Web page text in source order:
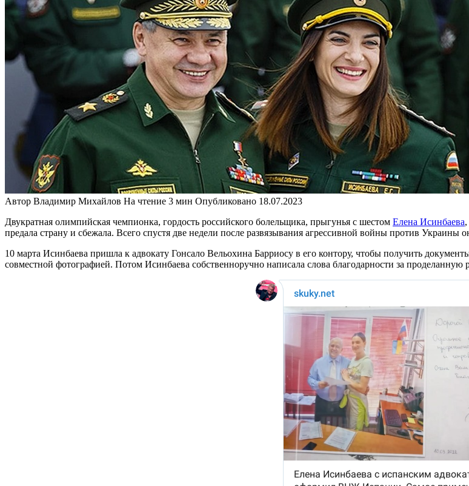
Автор Владимир Михайлов На чтение 3 мин Опубликовано 18.07.2023
Двукратная олимпийская чемпионка, гордость российского болельщика, прыгунья с шестом Елена Исинбаева
предала страну и сбежала. Всего спустя две недели после развязывания агрессивной войны против Украины
10 марта Исинбаева пришла к адвокату Гонсало Вельохина Барриосу в его контору, чтобы получить
совместной фотографией. Потом Исинбаева собственноручно написала слова благодарности за проделанную